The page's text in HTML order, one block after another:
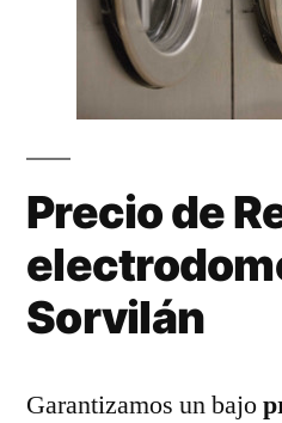
Precio de
Sorvilán
Garantizamos un bajo